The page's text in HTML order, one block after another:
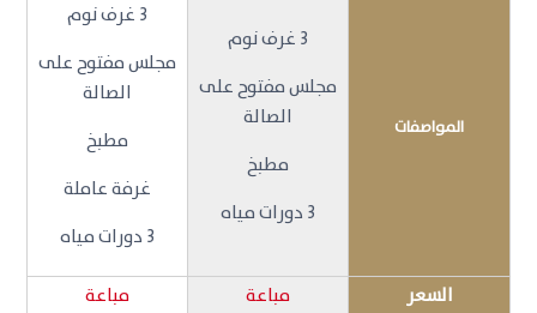
المواصفات
3 غرف نوم
مجلس مفتوح على
الصالة
مطبخ
3 دورات مياه
3 غرف نوم
مجلس مفتوح على
الصالة
مطبخ
غرفة عاملة
3 دورات مياه
السعر مباعة
مباعة